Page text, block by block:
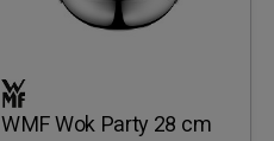
WMF Wok Party 28 cm